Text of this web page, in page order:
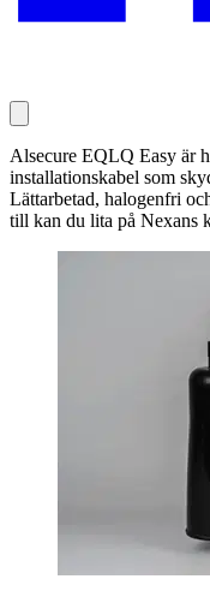
Alsecure EQLQ Easy är
installationskabel som
Lättarbetad, halogenfri
till kan du lita på Nexans